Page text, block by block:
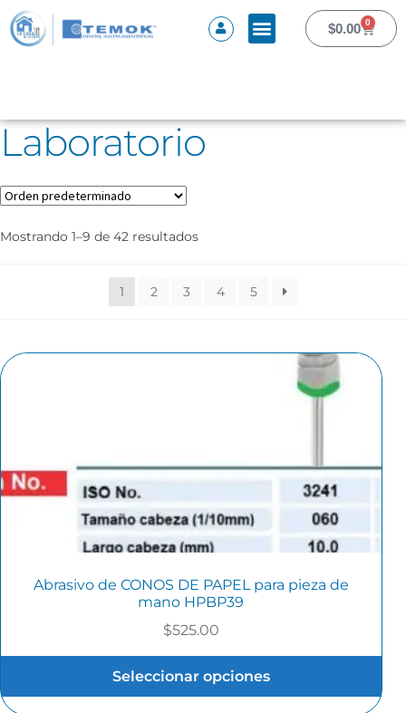
$0.00 0
Laboratorio
Mostrando 1–9 de 42 resultados
1 2 3 4 5
Abrasivo de CONOS DE PAPEL para pieza de
mano HPBP39
$525.00
Seleccionar opciones